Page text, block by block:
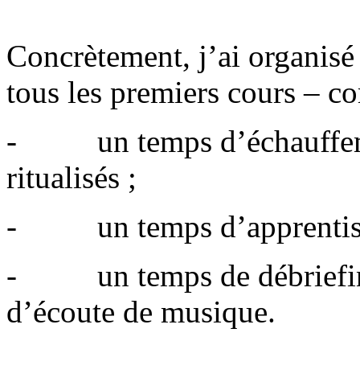
Concrètement, j’ai
tous les premiers cours –
- un temps
ritualisés ;
- un temps
- un temps de
d’écoute de musique.